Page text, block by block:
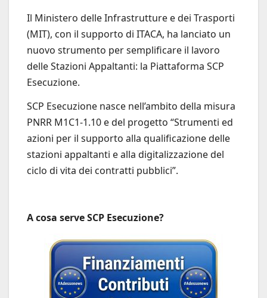
Il Ministero delle Infrastrutture e dei Trasporti
(MIT), con il supporto di ITACA, ha lanciato un
nuovo strumento per semplificare il lavoro
delle Stazioni Appaltanti: la Piattaforma SCP
Esecuzione.
SCP Esecuzione nasce nell’ambito della misura
PNRR M1C1-1.10 e del progetto “Strumenti ed
azioni per il supporto alla qualificazione delle
stazioni appaltanti e alla digitalizzazione del
ciclo di vita dei contratti pubblici”.
A cosa serve SCP Esecuzione?